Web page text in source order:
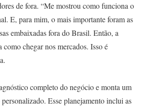
de fora. “Me mostrou como funciona o
E, para mim, o mais importante foram as
embaixadas fora do Brasil. Então, a
chegar nos mercados. Isso é
completo do negócio e monta um
Esse planejamento inclui as